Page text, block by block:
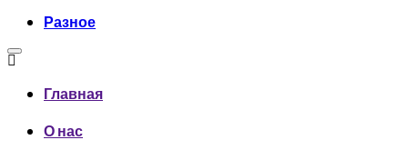
Разное
Главная
О нас